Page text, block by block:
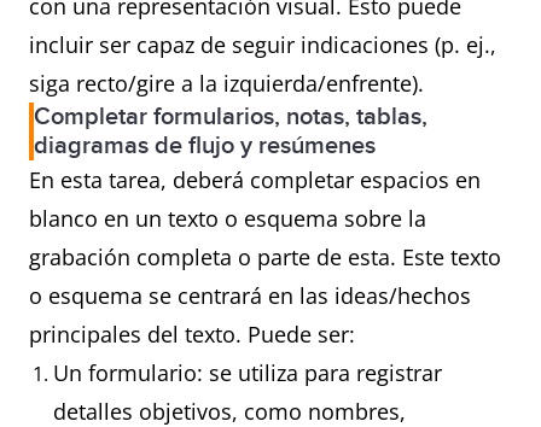
con una representación visual. Esto puede
incluir ser capaz de seguir indicaciones (p. ej.,
siga recto/gire a la izquierda/enfrente).
Completar formularios, notas, tablas,
diagramas de flujo y resúmenes
En esta tarea, deberá completar espacios en
blanco en un texto o esquema sobre la
grabación completa o parte de esta. Este texto
o esquema se centrará en las ideas/hechos
principales del texto. Puede ser:
Un formulario: se utiliza para registrar
detalles objetivos, como nombres,